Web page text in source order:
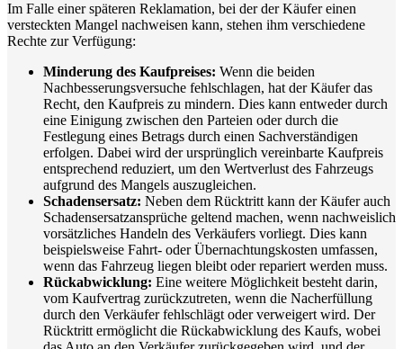
Im Falle einer späteren Reklamation, bei der der Käufer einen
versteckten Mangel nachweisen kann, stehen ihm verschiedene
Rechte zur Verfügung:
Minderung des Kaufpreises: Wenn die beiden
Nachbesserungsversuche fehlschlagen, hat der Käufer das
Recht, den Kaufpreis zu mindern. Dies kann entweder durch
eine Einigung zwischen den Parteien oder durch die
Festlegung eines Betrags durch einen Sachverständigen
erfolgen. Dabei wird der ursprünglich vereinbarte Kaufpreis
entsprechend reduziert, um den Wertverlust des Fahrzeugs
aufgrund des Mangels auszugleichen.
Schadensersatz: Neben dem Rücktritt kann der Käufer auch
Schadensersatzansprüche geltend machen, wenn nachweislich
vorsätzliches Handeln des Verkäufers vorliegt. Dies kann
beispielsweise Fahrt- oder Übernachtungskosten umfassen,
wenn das Fahrzeug liegen bleibt oder repariert werden muss.
Rückabwicklung: Eine weitere Möglichkeit besteht darin,
vom Kaufvertrag zurückzutreten, wenn die Nacherfüllung
durch den Verkäufer fehlschlägt oder verweigert wird. Der
Rücktritt ermöglicht die Rückabwicklung des Kaufs, wobei